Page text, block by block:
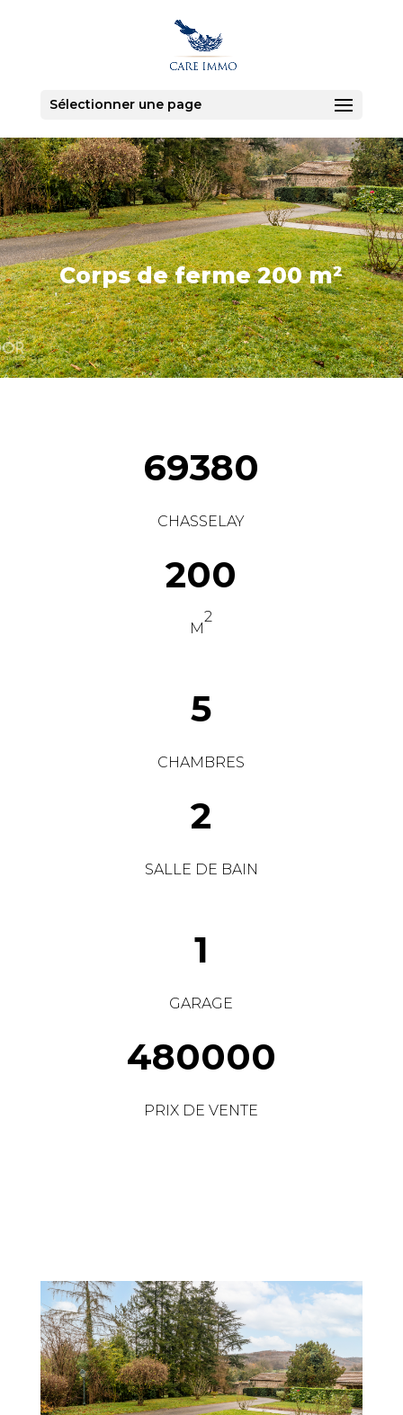
Sélectionner une page
Corps de ferme 200 m²
69380
CHASSELAY
200
M
2
5
CHAMBRES
2
SALLE DE BAIN
1
GARAGE
480000
PRIX DE VENTE